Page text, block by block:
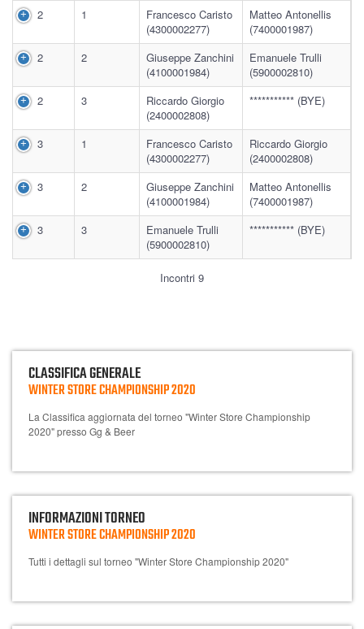
2 1
Francesco Caristo
(4300002277)
Matteo Antonellis
(7400001987)
2
2
Giuseppe Zanchini
(4100001984)
Emanuele Trulli
(5900002810)
2
3
Riccardo Giorgio
(2400002808)
*********** (BYE)
3 1
Francesco Caristo
(4300002277)
Riccardo Giorgio
(2400002808)
3
2
Giuseppe Zanchini
(4100001984)
Matteo Antonellis
(7400001987)
3
3
Emanuele Trulli
(5900002810)
*********** (BYE)
Incontri 9
CLASSIFICA GENERALE
WINTER STORE CHAMPIONSHIP 2020
La Classifica aggiornata del torneo "Winter Store Championship
2020" presso Gg & Beer
INFORMAZIONI TORNEO
WINTER STORE CHAMPIONSHIP 2020
Tutti i dettagli sul torneo "Winter Store Championship 2020"